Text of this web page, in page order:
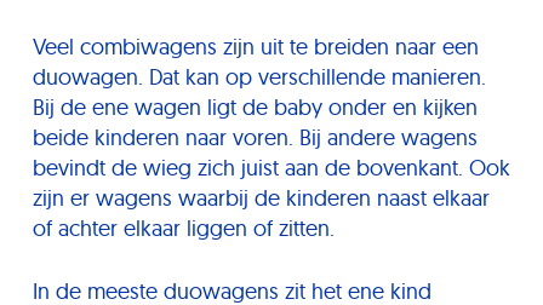
Veel combiwagens zijn uit te breiden naar een
duowagen. Dat kan op verschillende manieren.
Bij de ene wagen ligt de baby onder en kijken
beide kinderen naar voren. Bij andere wagens
bevindt de wieg zich juist aan de bovenkant. Ook
zijn er wagens waarbij de kinderen naast elkaar
of achter elkaar liggen of zitten.
In de meeste duowagens zit het ene kind